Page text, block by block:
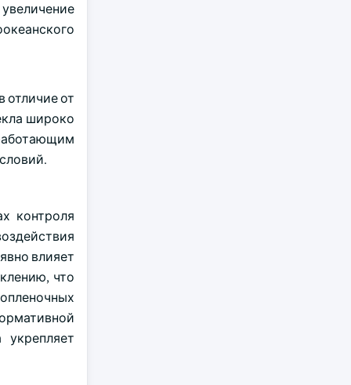
отличие от
широко
контроля
влияет
что